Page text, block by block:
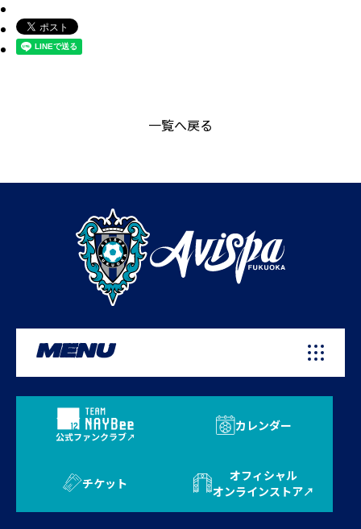
一覧へ戻る
MENU
公式ファンクラブ
カレンダー
チケット
オフィシャル
オンラインストア